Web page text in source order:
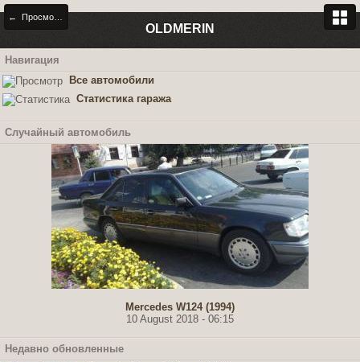
OLDMERIN
Навигация
Все автомобили
Статистика гаража
Случайный автомобиль
Mercedes W124 (1994)
10 August 2018 - 06:15
Недавно обновленные